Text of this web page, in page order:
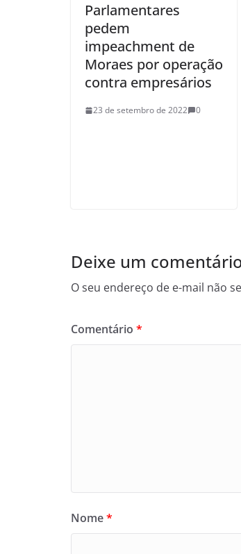
Parlamentares
pedem
impeachment de
Moraes por operação
contra empresários
23 de setembro de 2022 0
Deixe um
O seu endereço de e-mail não
Comentário *
Nome*